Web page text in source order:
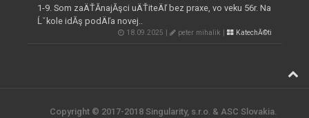
1-9. Som zaÄŤĂ­najĂşci uÄŤiteÄľ bez praxe, vo veku 56r. Na
Ĺˇkole idĂş podÄľa novej..
18.09.2025 | peter mihalik | KatechĂ©ti
Copyright © 2017-2018 Singularity, s.r.o. & ASC Slovakia.